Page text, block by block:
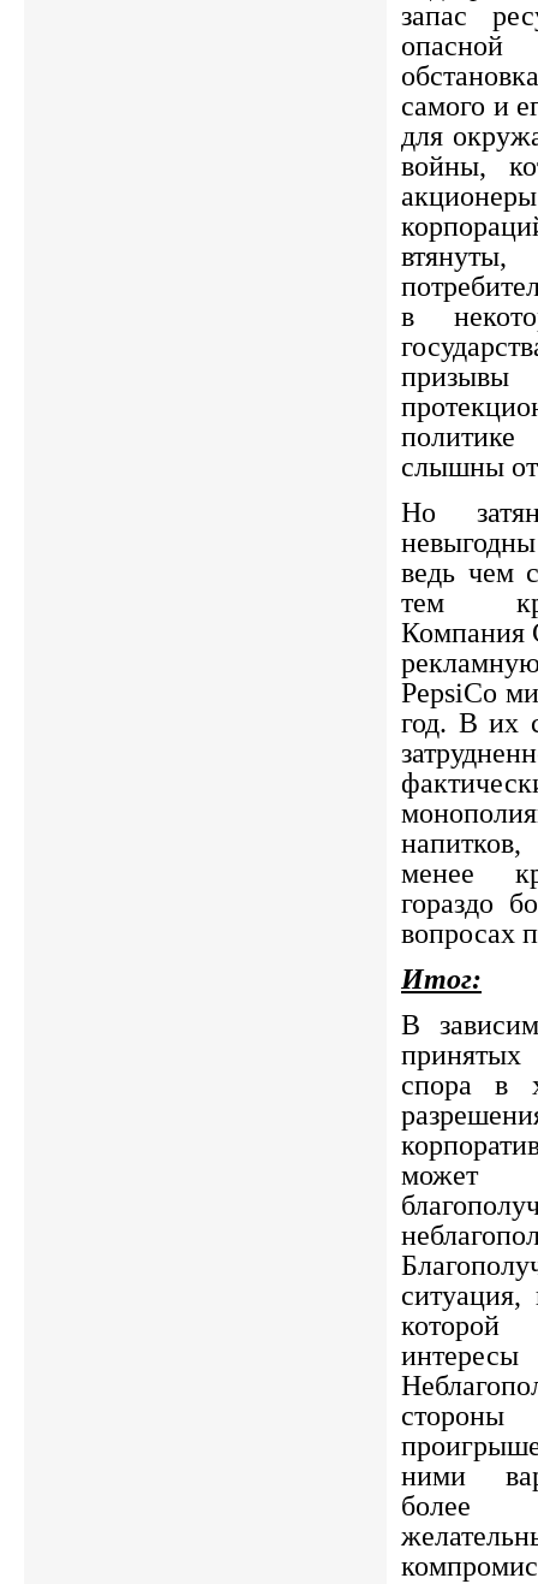
запас
самого и
для
войны,
в
слышны от
Но
ведь чем
тем
Компания
PepsiCo
год. В их
менее
гораздо
вопросах
Итог:
В
спора в
ситуация,
которой
ними